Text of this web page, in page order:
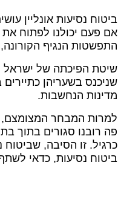
ביטוח נסיעות אונליין
אם פעם יכולנו לפתוח
התפשטות הנגיף
שיטת הפיכתה של ישראל
שניכנס בשעריהן כתיירים
מדינות הנחשבות.
למרות המבחר המצומצם,
פה רובנו סגורים בתוך
כרגיל. זו הסיבה,
ביטוח נסיעות, כדאי